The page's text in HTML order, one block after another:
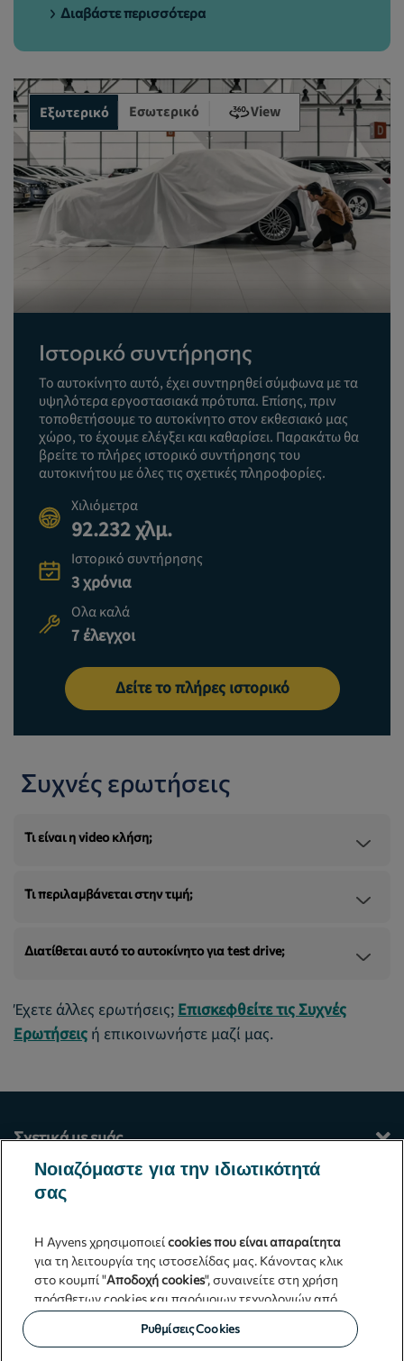
Διαβάστε περισσότερα
Εξωτερικό Εσωτερικό View
Ιστορικό συντήρησης
Το αυτοκίνητο αυτό, έχει συντηρηθεί σύμφωνα με τα
υψηλότερα εργοστασιακά πρότυπα. Επίσης, πριν
τοποθετήσουμε το αυτοκίνητο στον εκθεσιακό μας
χώρο, το έχουμε ελέγξει και καθαρίσει. Παρακάτω θα
βρείτε το πλήρες ιστορικό συντήρησης του
αυτοκινήτου με όλες τις σχετικές πληροφορίες.
Χιλιόμετρα
92.232 χλμ.
Ιστορικό συντήρησης
3 χρόνια
Ολα καλά
7 έλεγχοι
Δείτε το πλήρες ιστορικό
Συχνές ερωτήσεις
Τι είναι η video κλήση;
Τι περιλαμβάνεται στην τιμή;
Διατίθεται αυτό το αυτοκίνητο για test drive;
Έχετε άλλες ερωτήσεις; Επισκεφθείτε τις Συχνές
Ερωτήσεις ή επικοινωνήστε μαζί μας.
Σχετικά με εμάς
Οι υπηρεσίες μας
Γενικοί όροι και προϋποθέσεις
Ayvens Greece
Νοιαζόμαστε για την ιδιωτικότητά
σας
Η Ayvens χρησιμοποιείcookies που είναι απαραίτητα
για τη λειτουργία της ιστοσελίδας μας. Κάνοντας κλικ
στο κουμπί "Αποδοχή cookies", συναινείτε στη χρήση
πρόσθετων cookies και παρόμοιων τεχνολογιών από
τη Ayvens και τους συνεργάτες μας, που αναλύουν την
επισκεψιμότητα στο διαδίκτυο, τη διαδικτυακή
Ρυθμίσεις Cookies